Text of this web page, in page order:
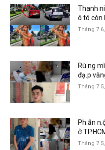
Thanh
ô tô còn
Tháng 7
Rù.ng
đạ.p
Tháng 7
Ph.ẫn
ở
Tháng 7